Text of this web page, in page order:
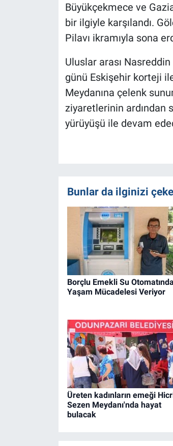
Büyükçekmece ve
bir ilgiyle karşılandı.
Pilavı ikramıyla sona
Uluslar arası
günü Eskişehir korteji
Meydanına çelenk
ziyaretlerinin ardından
yürüyüşü ile devam
Bunlar da ilginizi
Borçlu Emekli Su Otomatında
Yaşam Mücadelesi Veriyor
Üreten kadınların emeği
Sezen Meydanı'nda hayat
bulacak